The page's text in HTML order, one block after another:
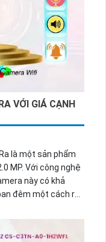
VỚI GIÁ CẠNH
là một sản phẩm
MP. Với công nghệ
này có khả
đêm một cách rõ
của camera là IP
một cách dễ